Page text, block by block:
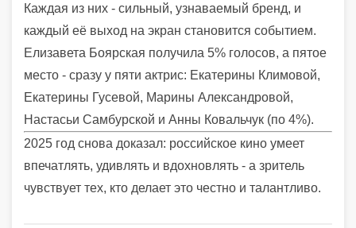
Каждая из них - сильный, узнаваемый бренд, и
каждый её выход на экран становится событием.
Елизавета Боярская получила 5% голосов, а пятое
место - сразу у пяти актрис: Екатерины Климовой,
Екатерины Гусевой, Марины Александровой,
Настасьи Самбурской и Анны Ковальчук (по 4%).
2025 год снова доказал: российское кино умеет
впечатлять, удивлять и вдохновлять - а зритель
чувствует тех, кто делает это честно и талантливо.